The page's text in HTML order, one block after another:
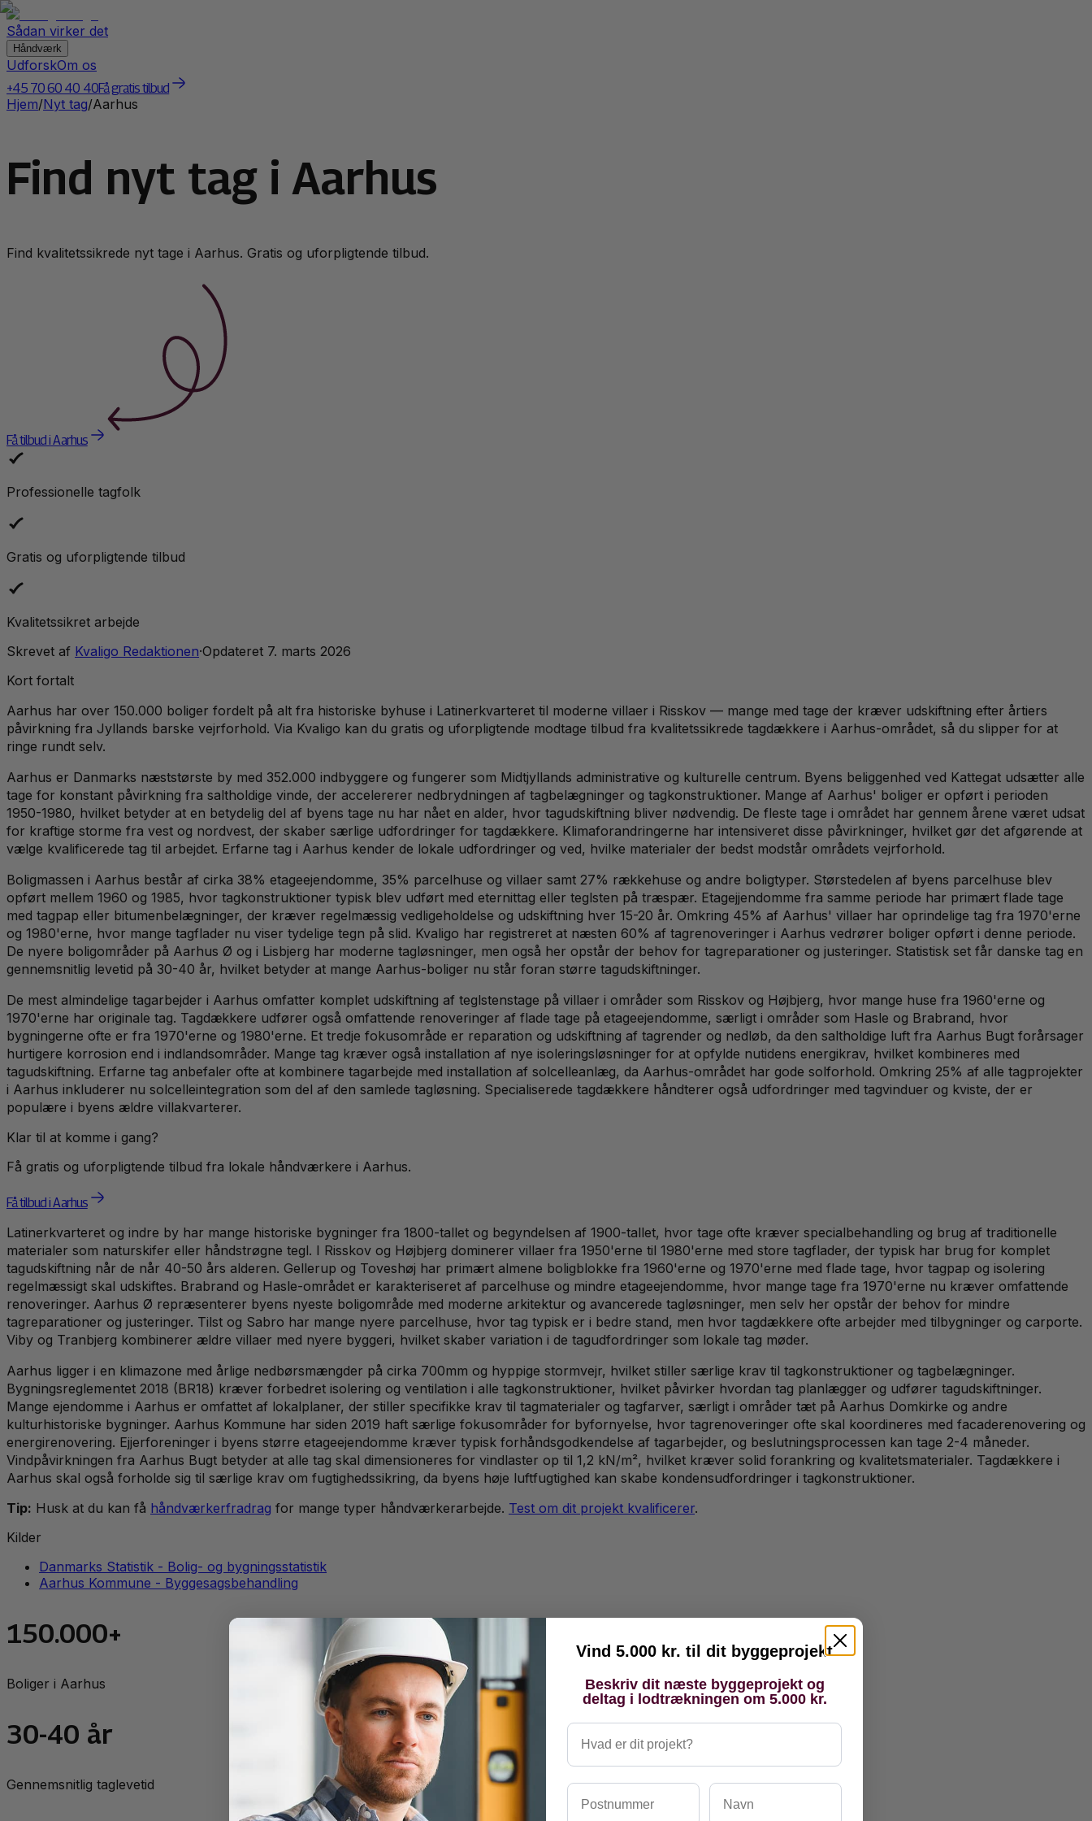
Sådan virker det
Håndværk
UdforskOm os
+45 70 60 40 40Få gratis tilbud
Hjem/Nyt tag/Aarhus
Find nyt tag i Aarhus
Find kvalitetssikrede nyt tage i Aarhus. Gratis og uforpligtende tilbud.
Få tilbud i Aarhus
Professionelle tagfolk
Gratis og uforpligtende tilbud
Kvalitetssikret arbejde
Skrevet af Kvaligo Redaktionen·Opdateret 7. marts 2026
Kort fortalt
Aarhus har over 150.000 boliger fordelt på alt fra historiske byhuse i Latinerkvarteret til moderne villaer i Risskov — mange med tage der kræver udskiftning efter årtiers
påvirkning fra Jyllands barske vejrforhold. Via Kvaligo kan du gratis og uforpligtende modtage tilbud fra kvalitetssikrede tagdækkere i Aarhus-området, så du slipper for at
ringe rundt selv.
Aarhus er Danmarks næststørste by med 352.000 indbyggere og fungerer som Midtjyllands administrative og kulturelle centrum. Byens beliggenhed ved Kattegat udsætter alle
tage for konstant påvirkning fra saltholdige vinde, der accelererer nedbrydningen af tagbelægninger og tagkonstruktioner. Mange af Aarhus' boliger er opført i perioden
1950-1980, hvilket betyder at en betydelig del af byens tage nu har nået en alder, hvor tagudskiftning bliver nødvendig. De fleste tage i området har gennem årene været udsat
for kraftige storme fra vest og nordvest, der skaber særlige udfordringer for tagdækkere. Klimaforandringerne har intensiveret disse påvirkninger, hvilket gør det afgørende at
vælge kvalificerede tag til arbejdet. Erfarne tag i Aarhus kender de lokale udfordringer og ved, hvilke materialer der bedst modstår områdets vejrforhold.
Boligmassen i Aarhus består af cirka 38% etageejendomme, 35% parcelhuse og villaer samt 27% rækkehuse og andre boligtyper. Størstedelen af byens parcelhuse blev
opført mellem 1960 og 1985, hvor tagkonstruktioner typisk blev udført med eternittag eller teglsten på træspær. Etagejjendomme fra samme periode har primært flade tage
med tagpap eller bitumenbelægninger, der kræver regelmæssig vedligeholdelse og udskiftning hver 15-20 år. Omkring 45% af Aarhus' villaer har oprindelige tag fra 1970'erne
og 1980'erne, hvor mange tagflader nu viser tydelige tegn på slid. Kvaligo har registreret at næsten 60% af tagrenoveringer i Aarhus vedrører boliger opført i denne periode.
De nyere boligområder på Aarhus Ø og i Lisbjerg har moderne tagløsninger, men også her opstår der behov for tagreparationer og justeringer. Statistisk set får danske tag en
gennemsnitlig levetid på 30-40 år, hvilket betyder at mange Aarhus-boliger nu står foran større tagudskiftninger.
De mest almindelige tagarbejder i Aarhus omfatter komplet udskiftning af teglstenstage på villaer i områder som Risskov og Højbjerg, hvor mange huse fra 1960'erne og
1970'erne har originale tag. Tagdækkere udfører også omfattende renoveringer af flade tage på etageejendomme, særligt i områder som Hasle og Brabrand, hvor
bygningerne ofte er fra 1970'erne og 1980'erne. Et tredje fokusområde er reparation og udskiftning af tagrender og nedløb, da den saltholdige luft fra Aarhus Bugt forårsager
hurtigere korrosion end i indlandsområder. Mange tag kræver også installation af nye isoleringsløsninger for at opfylde nutidens energikrav, hvilket kombineres med
tagudskiftning. Erfarne tag anbefaler ofte at kombinere tagarbejde med installation af solcelleanlæg, da Aarhus-området har gode solforhold. Omkring 25% af alle tagprojekter
i Aarhus inkluderer nu solcelleintegration som del af den samlede tagløsning. Specialiserede tagdækkere håndterer også udfordringer med tagvinduer og kviste, der er
populære i byens ældre villakvarterer.
Klar til at komme i gang?
Få gratis og uforpligtende tilbud fra lokale håndværkere i Aarhus.
Få tilbud i Aarhus
Latinerkvarteret og indre by har mange historiske bygninger fra 1800-tallet og begyndelsen af 1900-tallet, hvor tage ofte kræver specialbehandling og brug af traditionelle
materialer som naturskifer eller håndstrøgne tegl. I Risskov og Højbjerg dominerer villaer fra 1950'erne til 1980'erne med store tagflader, der typisk har brug for komplet
tagudskiftning når de når 40-50 års alderen. Gellerup og Toveshøj har primært almene boligblokke fra 1960'erne og 1970'erne med flade tage, hvor tagpap og isolering
regelmæssigt skal udskiftes. Brabrand og Hasle-området er karakteriseret af parcelhuse og mindre etageejendomme, hvor mange tage fra 1970'erne nu kræver omfattende
renoveringer. Aarhus Ø repræsenterer byens nyeste boligområde med moderne arkitektur og avancerede tagløsninger, men selv her opstår der behov for mindre
tagreparationer og justeringer. Tilst og Sabro har mange nyere parcelhuse, hvor tag typisk er i bedre stand, men hvor tagdækkere ofte arbejder med tilbygninger og carporte.
Viby og Tranbjerg kombinerer ældre villaer med nyere byggeri, hvilket skaber variation i de tagudfordringer som lokale tag møder.
Aarhus ligger i en klimazone med årlige nedbørsmængder på cirka 700mm og hyppige stormvejr, hvilket stiller særlige krav til tagkonstruktioner og tagbelægninger.
Bygningsreglementet 2018 (BR18) kræver forbedret isolering og ventilation i alle tagkonstruktioner, hvilket påvirker hvordan tag planlægger og udfører tagudskiftninger.
Mange ejendomme i Aarhus er omfattet af lokalplaner, der stiller specifikke krav til tagmaterialer og tagfarver, særligt i områder tæt på Aarhus Domkirke og andre
kulturhistoriske bygninger. Aarhus Kommune har siden 2019 haft særlige fokusområder for byfornyelse, hvor tagrenoveringer ofte skal koordineres med facaderenovering og
energirenovering. Ejjerforeninger i byens større etageejendomme kræver typisk forhåndsgodkendelse af tagarbejder, og beslutningsprocessen kan tage 2-4 måneder.
Vindpåvirkningen fra Aarhus Bugt betyder at alle tag skal dimensioneres for vindlaster op til 1,2 kN/m², hvilket kræver solid forankring og kvalitetsmaterialer. Tagdækkere i
Aarhus skal også forholde sig til særlige krav om fugtighedssikring, da byens høje luftfugtighed kan skabe kondensudfordringer i tagkonstruktioner.
Tip: Husk at du kan få håndværkerfradrag for mange typer håndværkerarbejde. Test om dit projekt kvalificerer.
Kilder
Danmarks Statistik - Bolig- og bygningsstatistik
Aarhus Kommune - Byggesagsbehandling
150.000+
Boliger i Aarhus
30-40 år
Gennemsnitlig taglevetid
Vind 5.000 kr. til dit byggeprojekt
Beskriv dit næste byggeprojekt og
deltag i lodtrækningen om 5.000 kr.
Hvad er dit projekt?
Postnummer Navn